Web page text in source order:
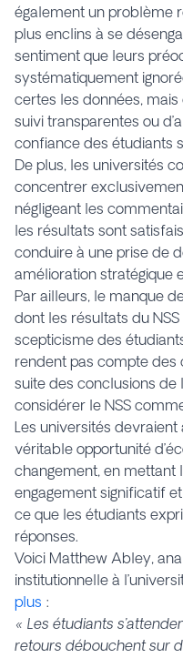
également un problème
plus enclins à se
sentiment que leurs
systématiquement
certes les données, mais
suivi transparentes ou
confiance des étudiants
De plus, les universités
concentrer
négligeant les
les résultats sont
conduire à une prise de
amélioration stratégique
Par ailleurs, le manque
dont les résultats du
scepticisme des
rendent pas compte des
suite des conclusions de
considérer le NSS
Les universités
véritable opportunité
changement, en mettant
engagement significatif
ce que les étudiants
réponses.
Voici Matthew Abley,
institutionnelle à
plus :
« Les étudiants
retours débouchent sur